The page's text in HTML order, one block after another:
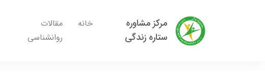
مرکز مشاوره
ستاره زندگی
خانه
مقالات
روانشناسی